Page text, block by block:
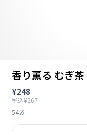
香り薫る むぎ
¥248
税込¥267
54袋